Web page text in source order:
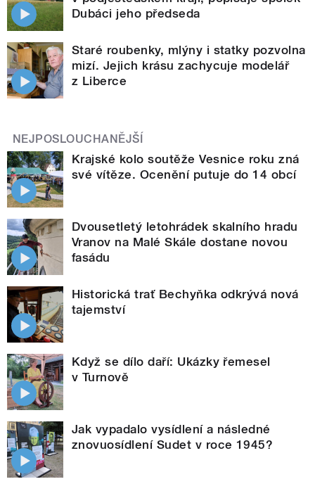
Dubáci jeho předseda
Staré roubenky, mlýny i statky pozvolna
mizí. Jejich krásu zachycuje modelář
z Liberce
NEJPOSLOUCHANĚJŠÍ
Krajské kolo soutěže Vesnice roku zná
své vítěze. Ocenění putuje do 14 obcí
Dvousetletý letohrádek skalního hradu
Vranov na Malé Skále dostane novou
fasádu
Historická trať Bechyňka odkrývá nová
tajemství
Když se dílo daří: Ukázky řemesel
v Turnově
Jak vypadalo vysídlení a následné
znovuosídlení Sudet v roce 1945?